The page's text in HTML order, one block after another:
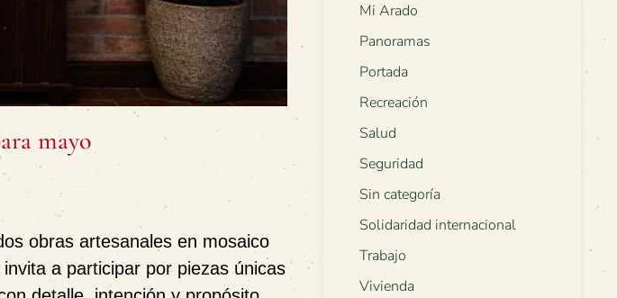
mayo
obras artesanales en mosaico
a participar por piezas únicas
Mi Arado
Panoramas
Portada
Recreación
Salud
Seguridad
Sin categoría
Solidaridad internacional
Trabajo
Vivienda